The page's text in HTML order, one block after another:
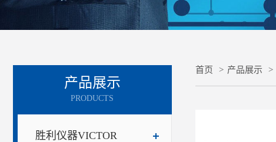
产品展示
PRODUCTS
胜利仪器VICTOR
首页 > 产品展示 >